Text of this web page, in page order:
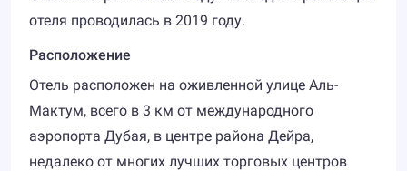
отеля проводилась в 2019 году.
Расположение
Отель расположен на оживленной улице Аль-
Мактум, всего в 3 км от международного
аэропорта Дубая, в центре района Дейра,
недалеко от многих лучших торговых центров